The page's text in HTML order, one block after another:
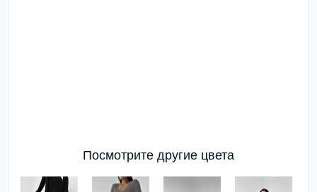
Посмотрите другие цвета